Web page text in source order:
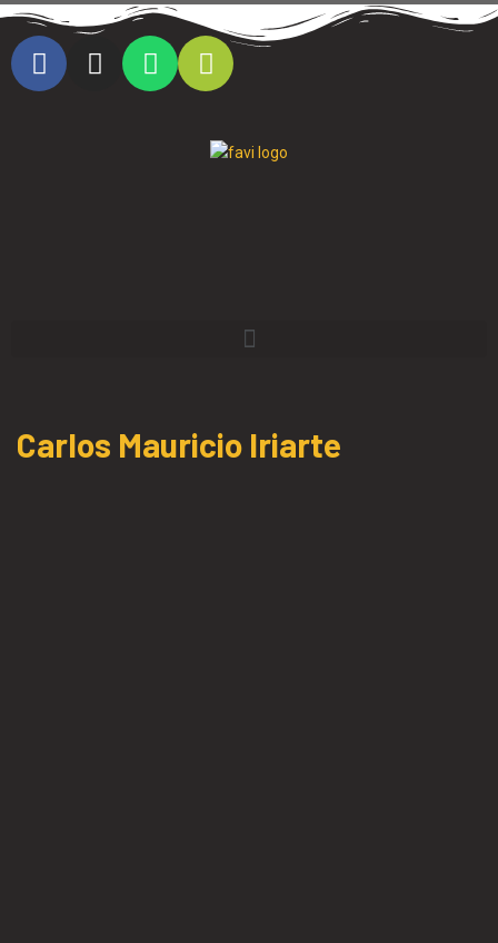
Carlos Mauricio Iriarte